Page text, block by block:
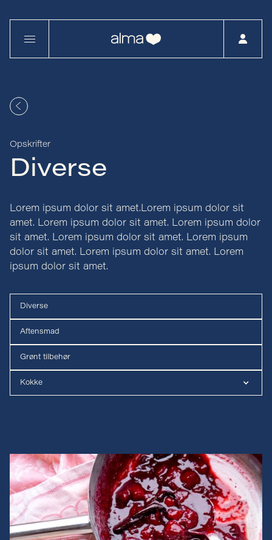
Opskrifter
Diverse
Lorem ipsum dolor sit amet.Lorem ipsum dolor sit
amet. Lorem ipsum dolor sit amet. Lorem ipsum dolor
sit amet. Lorem ipsum dolor sit amet. Lorem ipsum
dolor sit amet. Lorem ipsum dolor sit amet. Lorem
ipsum dolor sit amet.
Diverse
Aftensmad
Grønt tilbehør
Kokke
Jesper Gøtz fra Sommer Canteen
Linea fra Blue Plates
Lasse fra Grød
Bare én bid